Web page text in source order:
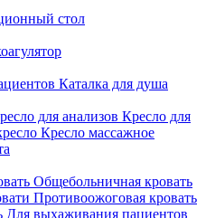
стол
Каталка для душа
для анализов Кресло для
Кресло массажное
Общебольничная кровать
Противоожоговая кровать
Для выхаживания пациентов